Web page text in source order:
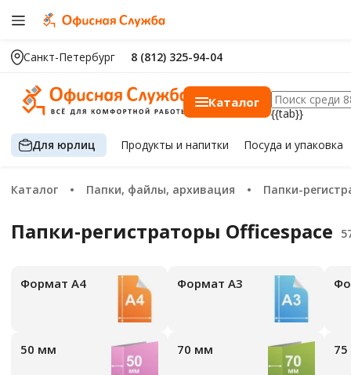
Санкт-Петербург 8 (812) 325-94-04
Каталог
{{tab}}
Для юрлиц Продуктыи напитки Посуда и упаковка
Каталог Папки, файлы, архивация Папки-
Папки-регистраторы Officespace
Формат А4 Формат А3
50 мм 70 мм